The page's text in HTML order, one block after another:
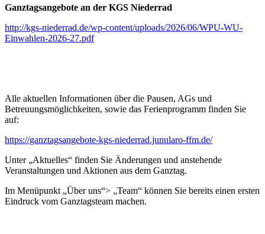
Ganztagsangebote an der KGS Niederrad
http://kgs-niederrad.de/wp-content/uploads/2026/06/WPU-WU-
Einwahlen-2026-27.pdf
Alle aktuellen Informationen über die Pausen, AGs und
Betreuungsmöglichkeiten, sowie das Ferienprogramm finden Sie
auf:
https://ganztagsangebote-kgs-niederrad.junularo-ffm.de/
Unter „Aktuelles“ finden Sie Änderungen und anstehende
Veranstaltungen und Aktionen aus dem Ganztag.
Im Menüpunkt „Über uns“> „Team“ können Sie bereits einen ersten
Eindruck vom Ganztagsteam machen.